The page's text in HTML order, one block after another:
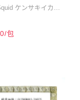
ケンサキイカ
克/尾
包